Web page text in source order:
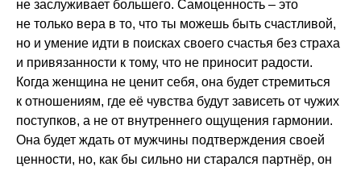
не заслуживает большего. Самоценность – это
не только вера в то, что ты можешь быть счастливой,
но и умение идти в поисках своего счастья без страха
и привязанности к тому, что не приносит радости.
Когда женщина не ценит себя, она будет стремиться
к отношениям, где её чувства будут зависеть от чужих
поступков, а не от внутреннего ощущения гармонии.
Она будет ждать от мужчины подтверждения своей
ценности, но, как бы сильно ни старался партнёр, он